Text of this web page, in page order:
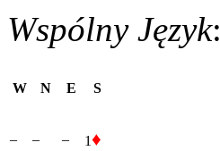
Wspólny Język:
W N E S
– – – 1♦